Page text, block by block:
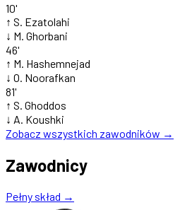
10'
↑ S. Ezatolahi
↓ M. Ghorbani
46'
↑ M. Hashemnejad
↓ O. Noorafkan
81'
↑ S. Ghoddos
↓ A. Koushki
Zobacz wszystkich zawodników →
Zawodnicy
Pełny skład →